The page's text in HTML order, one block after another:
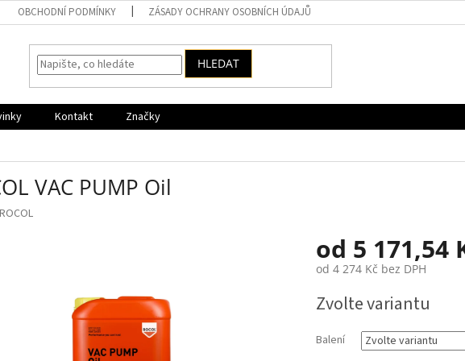
OBCHODNÍ PODMÍNKY ZÁSADY OCHRANY OSOBNÍCH ÚDAJŮ
HLEDAT
Kontakt Značky
VAC PUMP Oil
ROCOL
od 5 171,54
od 4 274 Kč bez DPH
cena:
Zvolte variantu
Balení